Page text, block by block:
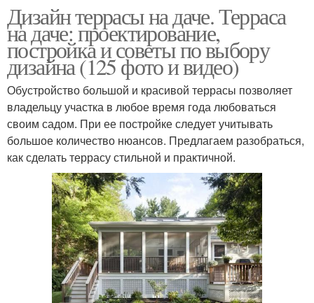
Дизайн террасы на даче. Терраса
на даче: проектирование,
постройка и советы по выбору
дизайна (125 фото и видео)
Обустройство большой и красивой террасы позволяет
владельцу участка в любое время года любоваться
своим садом. При ее постройке следует учитывать
большое количество нюансов. Предлагаем разобраться,
как сделать террасу стильной и практичной.